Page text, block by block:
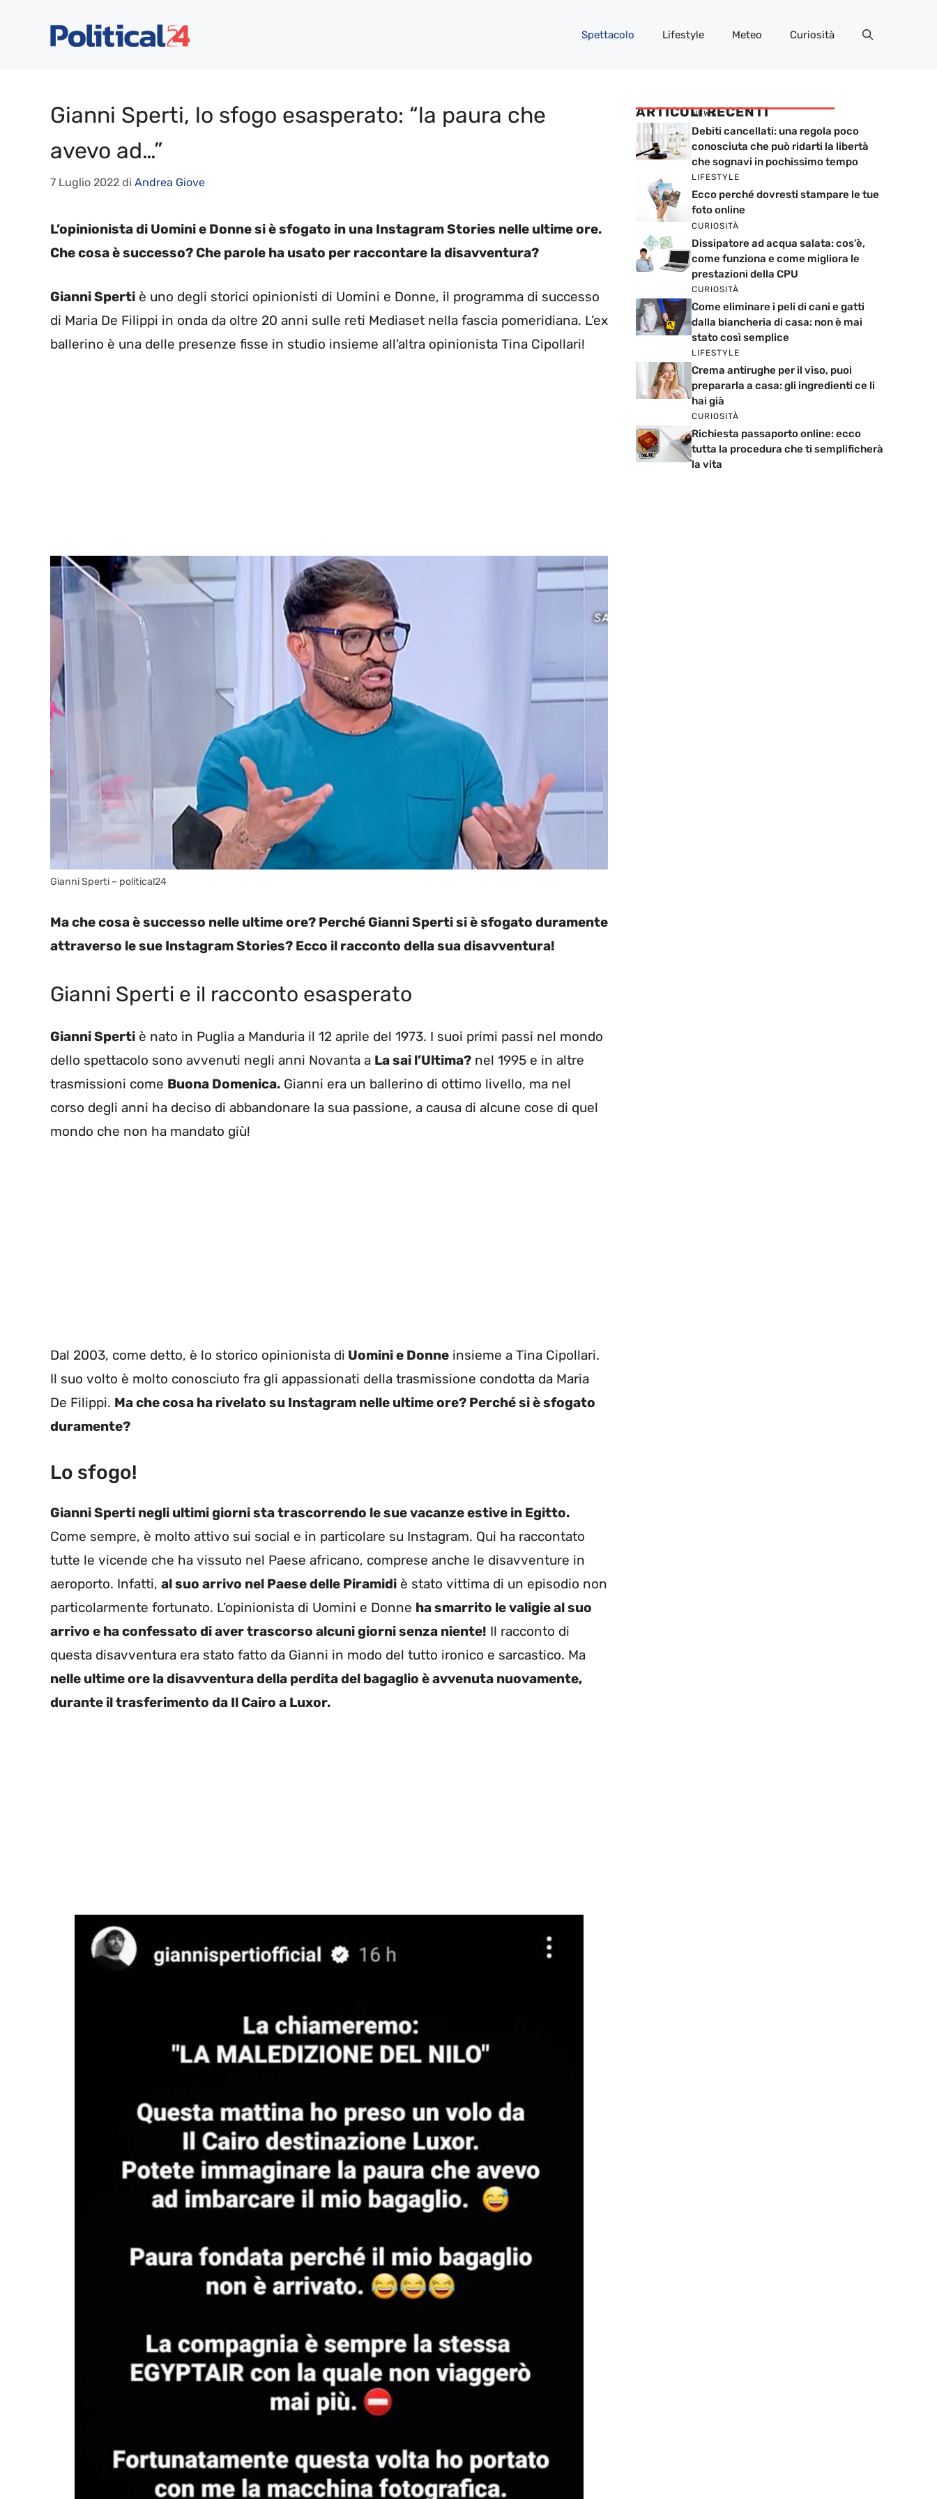
Spettacolo Lifestyle Meteo Curiosità
Gianni Sperti, lo sfogo esasperato: “la paura che
avevo ad…”
7 Luglio 2022 di Andrea Giove
L’opinionista di Uomini e Donne si è sfogato in una Instagram Stories nelle ultime ore.
Che cosa è successo? Che parole ha usato per raccontare la disavventura?
Gianni Sperti è uno degli storici opinionisti di Uomini e Donne, il programma di successo
di Maria De Filippi in onda da oltre 20 anni sulle reti Mediaset nella fascia pomeridiana. L’ex
ballerino è una delle presenze fisse in studio insieme all’altra opinionista Tina Cipollari!
Gianni Sperti – political24
Ma che cosa è successo nelle ultime ore? Perché Gianni Sperti si è sfogato duramente
attraverso le sue Instagram Stories? Ecco il racconto della sua disavventura!
Gianni Sperti e il racconto esasperato
Gianni Sperti è nato in Puglia a Manduria il 12 aprile del 1973. I suoi primi passi nel mondo
dello spettacolo sono avvenuti negli anni Novanta a La sai l’Ultima? nel 1995 e in altre
trasmissioni come Buona Domenica. Gianni era un ballerino di ottimo livello, ma nel
corso degli anni ha deciso di abbandonare la sua passione, a causa di alcune cose di quel
mondo che non ha mandato giù!
Dal 2003, come detto, è lo storico opinionista di Uomini e Donne insieme a Tina Cipollari.
Il suo volto è molto conosciuto fra gli appassionati della trasmissione condotta da Maria
De Filippi. Ma che cosa ha rivelato su Instagram nelle ultime ore? Perché si è sfogato
duramente?
Lo sfogo!
Gianni Sperti negli ultimi giorni sta trascorrendo le sue vacanze estive in Egitto.
Come sempre, è molto attivo sui social e in particolare su Instagram. Qui ha raccontato
tutte le vicende che ha vissuto nel Paese africano, comprese anche le disavventure in
aeroporto. Infatti, al suo arrivo nel Paese delle Piramidi è stato vittima di un episodio non
particolarmente fortunato. L’opinionista di Uomini e Donne ha smarrito le valigie al suo
arrivo e ha confessato di aver trascorso alcuni giorni senza niente! Il racconto di
questa disavventura era stato fatto da Gianni in modo del tutto ironico e sarcastico. Ma
nelle ultime ore la disavventura della perdita del bagaglio è avvenuta nuovamente,
durante il trasferimento da Il Cairo a Luxor.
ARTICOLI RECENTI
NEWS
Debiti cancellati: una regola poco
conosciuta che può ridarti la libertà
che sognavi in pochissimo tempo
LIFESTYLE
Ecco perché dovresti stampare le tue
foto online
CURIOSITÀ
Dissipatore ad acqua salata: cos’è,
come funziona e come migliora le
prestazioni della CPU
CURIOSITÀ
Come eliminare i peli di cani e gatti
dalla biancheria di casa: non è mai
stato così semplice
LIFESTYLE
Crema antirughe per il viso, puoi
prepararla a casa: gli ingredienti ce li
hai già
CURIOSITÀ
Richiesta passaporto online: ecco
tutta la procedura che ti semplificherà
la vita